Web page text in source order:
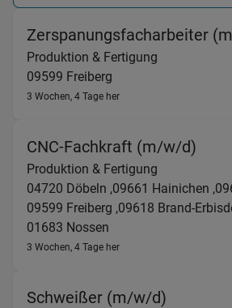
Zerspanungsfacharbeiter
Produktion & Fertigung
09599 Freiberg
3 Wochen, 4 Tage her
CNC-Fachkraft (m/w/d)
Produktion & Fertigung
04720 Döbeln ,09661 Hainichen ,
09599 Freiberg ,09618 Brand-
01683 Nossen
3 Wochen, 4 Tage her
Schweißer (m/w/d)